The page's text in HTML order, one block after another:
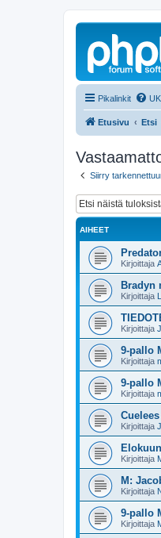
Pikalinkit
Etusivu Etsi
Siirry
AIHEET
Kirjoittaja
Bradyn
Kirjoittaja
Kirjoittaja
9-pallo
Kirjoittaja
9-pallo
Kirjoittaja
Kirjoittaja
Kirjoittaja
M:
Kirjoittaja
9-pallo
Kirjoittaja